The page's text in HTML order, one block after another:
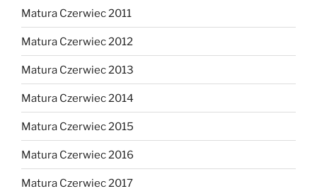
Matura Czerwiec 2011
Matura Czerwiec 2012
Matura Czerwiec 2013
Matura Czerwiec 2014
Matura Czerwiec 2015
Matura Czerwiec 2016
Matura Czerwiec 2017